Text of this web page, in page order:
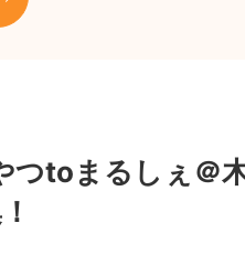
つtoまるしぇ＠